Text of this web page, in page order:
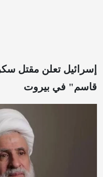
إسرائيل تعلن مقتل
قاسم" في بيروت